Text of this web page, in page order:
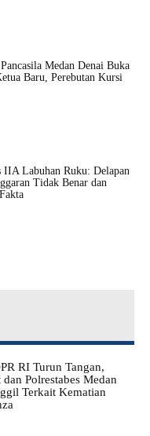
Medan Denai Buka
Baru, Perebutan Kursi
IIA Labuhan Ruku: Delapan
Tidak Benar dan
RI Turun Tangan,
Polrestabes Medan
Terkait Kematian